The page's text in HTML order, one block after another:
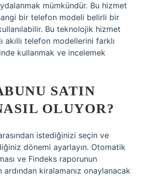
mümkündür. Bu hizmet
bir telefon modeli belirli bir
Bu teknolojik hizmet
akıllı telefon modellerini farklı
kullanmak ve incelemek
SATIN
OLUYOR?
istediğinizi seçin ve
dönemi ayarlayın. Otomatik
ve Findeks raporunun
ardından kiralamanız onaylanacak